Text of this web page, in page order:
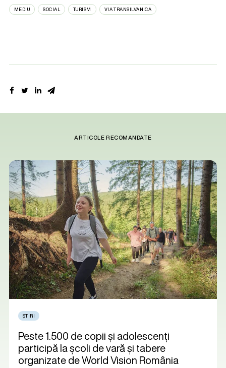
MEDIU SOCIAL TURISM VIA TRANSILVANICA
ARTICOLE RECOMANDATE
ȘTIRI
Peste 1.500 de copii și adolescenți
participă la școli de vară și tabere
organizate de World Vision România